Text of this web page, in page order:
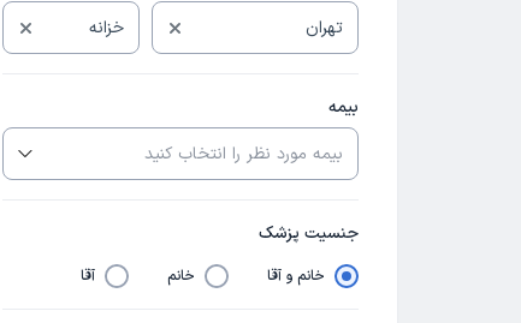
بیمه
جنسیت پزشک
خانم و آقا خانم آقا